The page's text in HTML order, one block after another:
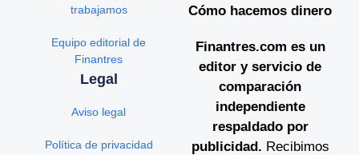
Cómo hacemos dinero
Finantres.com es un
editor y servicio de
comparación
independiente
respaldado por
publicidad. Recibimos
trabajamos
Equipo editorial de
Finantres
Legal
Aviso legal
Política de privacidad